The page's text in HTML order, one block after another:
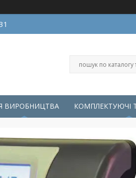
ВИРОБНИЦТВА КОМПЛЕКТУЮЧІ